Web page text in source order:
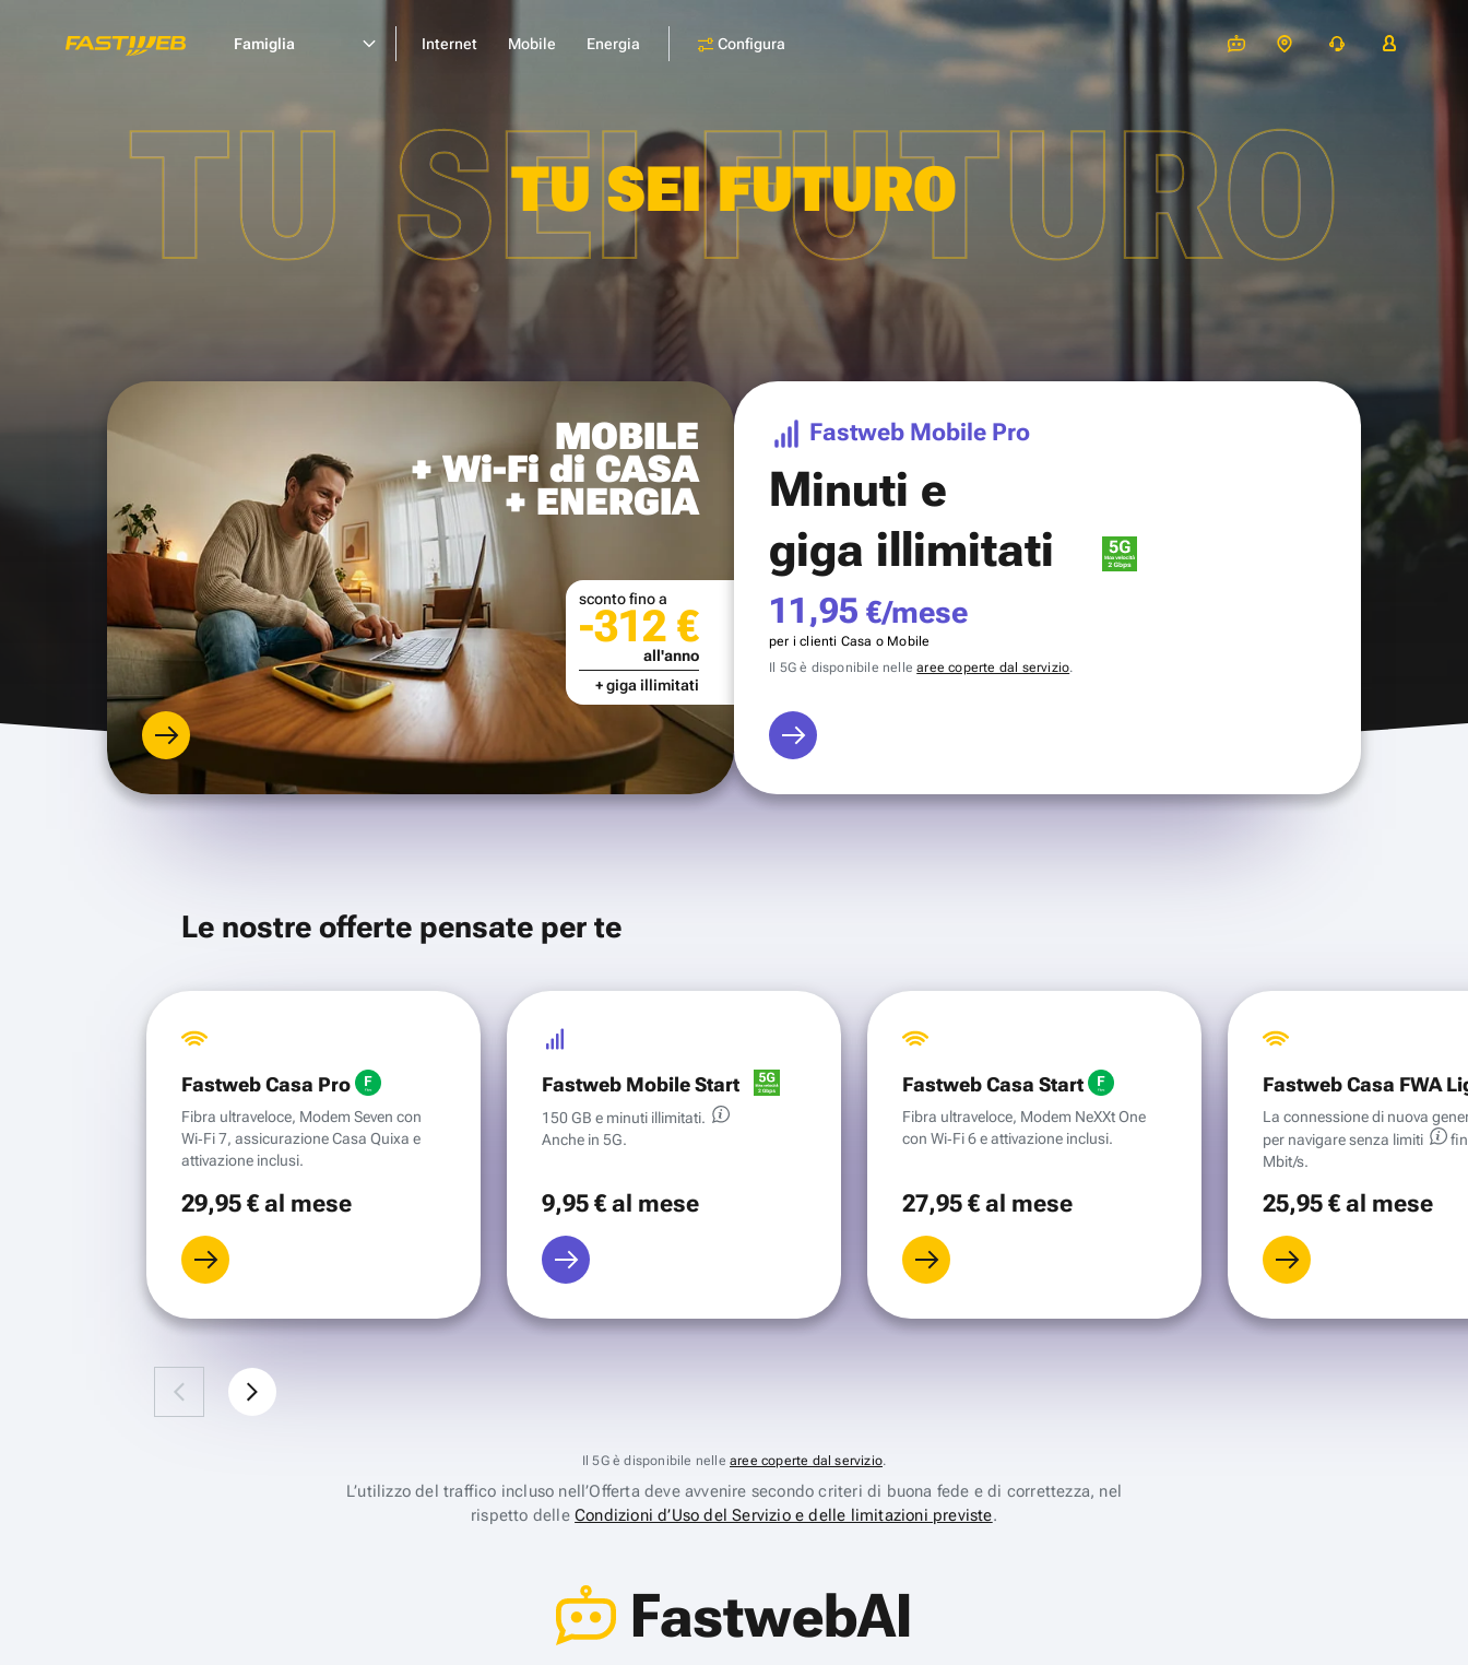
Famiglia Internet Mobile Energia Configura
TU SEI FUTURO
TU SEI FUTURO
MOBILE
+ Wi-Fi di CASA
+ ENERGIA
sconto fino a
-312 €
all'anno
+ giga illimitati
Fastweb Mobile Pro
Minuti e
giga illimitati
11,95 €/mese
per i clienti Casa o Mobile
Il 5G è disponibile nellearee coperte dal servizio.
Le nostre offerte pensate per te
Fastweb Casa Pro
Fibra ultraveloce, Modem Seven con
Wi‑Fi 7, assicurazione Casa Quixa e
attivazione inclusi.
29,95 €al mese
Fastweb Mobile Start
150 GB e minuti illimitati.
Anche in 5G.
9,95 €al mese
Fastweb Casa Start
Fibra ultraveloce, Modem NeXXt One
con Wi‑Fi 6 e attivazione inclusi.
27,95 €al mese
Fastweb Casa FWA
La connessione di nuova
per navigare senza limiti
Mbit/s.
25,95 €al mese
Il 5G è disponibile nelle aree coperte dal servizio.
L’utilizzo del traffico incluso nell’Offerta deve avvenire secondo criteri di buona fede e di correttezza, nel
rispetto delleCondizioni d’Uso del Servizio e delle limitazioni previste.
FastwebAI